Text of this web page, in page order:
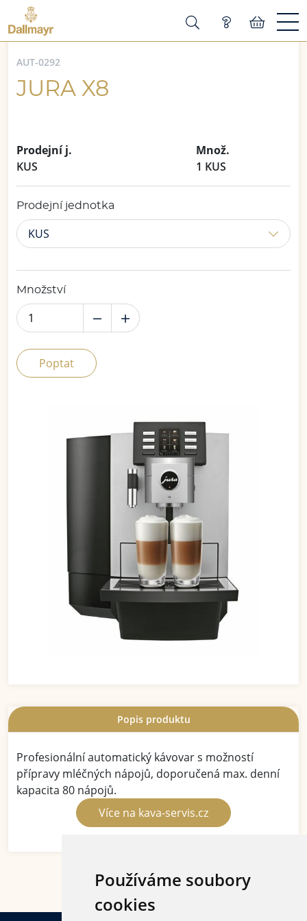
Používáme soubory
cookies
AUT-0292
JURA X8
Prodejní j.
Množ.
KUS
1 KUS
Prodejní jednotka
KUS
Množství
Poptat
Popis produktu
Profesionální automatický kávovar s možností
přípravy mléčných nápojů, doporučená max. denní
kapacita 80 nápojů.
Více na kava-servis.cz